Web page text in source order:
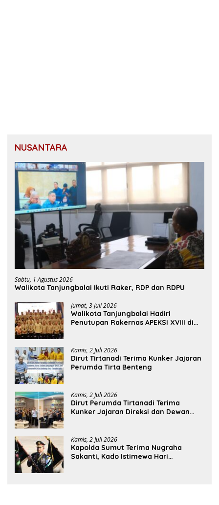
NUSANTARA
Sabtu, 1 Agustus 2026
Walikota Tanjungbalai Ikuti Raker, RDP dan RDPU
Jumat, 3 Juli 2026
Walikota Tanjungbalai Hadiri
Penutupan Rakernas APEKSI XVIII di
Kamis, 2 Juli 2026
Dirut Tirtanadi Terima Kunker Jajaran
Perumda Tirta Benteng
Kamis, 2 Juli 2026
Dirut Perumda Tirtanadi Terima
Kunker Jajaran Direksi dan Dewan
Kamis, 2 Juli 2026
Kapolda Sumut Terima Nugraha
Sakanti, Kado Istimewa Hari